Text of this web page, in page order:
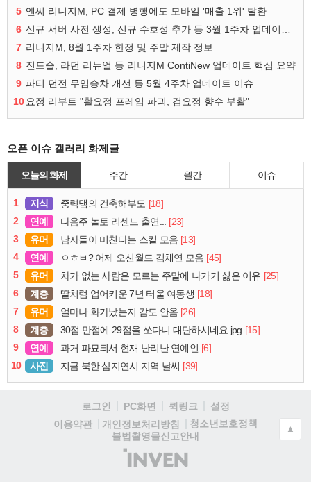
5 엔씨 리니지M, PC 결제 병행에도 모바일 '매출 1위' 탈환
6
7 리니지M, 8월 1주차 한정 및 주말 제작 정보
8 진드슬, 라던 리뉴얼 등 리니지M ContiNew 업데이트 핵심 요약
9 파티 던전 무임승차 개선 등 5월 4주차 업데이트 이슈
10 요정 리부트 "활요정 프레임 파괴, 검요정 향수 부활"
오픈 이슈 갤러리 화제글
오늘의 화제 주간 월간 이슈
1 지식 중력댐의 건축해부도 [18]
2
연예 다음주 놀토 리센느 출연...
[23]
3
유머 남자들이 미친다는 스킬 모음 [13]
4
연예 ㅇㅎㅂ? 어제 오션월드 김채연 모음 [45]
5
유머 차가 없는 사람은 모르는 주말에 나가기 싫은 이유 [25]
6
계층 딸처럼 업어키운 7년 터울 여동생 [18]
7
유머 얼마나 화가났는지 감도 안옴 [26]
8
계층 30점 만점에 29점을 쏘다니 대단하시네요.jpg [15]
9
연예 과거 파묘되서 현재 난리난 연예인 [6]
10
사진 지금 북한 삼지연시 지역 날씨 [39]
로그인 PC화면 퀵링크
설정
이용약관
개인정보처리방침
청소년보호정책
불법촬영물신고안내
(주)
인
▲